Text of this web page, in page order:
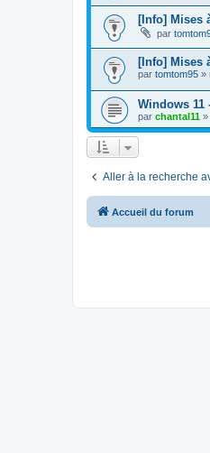
[Info] Mises
par
[Info] Mises
par tomtom95 »
Windows 11
par chantal11 »
Aller à la recherche
Accueil du forum